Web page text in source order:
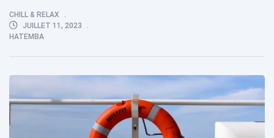
CHILL & RELAX
JUILLET 11, 2023
HATEMBA